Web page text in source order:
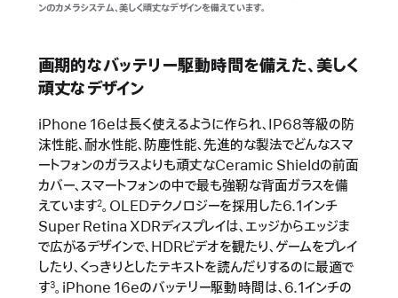
ンのカメラシステム、美しく頑丈なデザインを備えています。
画期的なバッテリー駆動時間を備えた、美しく
頑丈なデザイン
iPhone 16eは長く使えるように作られ、IP68等級の防
沫性能、耐水性能、防塵性能、先進的な製法でどんなスマ
ートフォンのガラスよりも頑丈なCeramic Shieldの前面
カバー、スマートフォンの中で最も強靭な背面ガラスを備
えています2。OLEDテクノロジーを採用した6.1インチ
Super Retina XDRディスプレイは、エッジからエッジま
で広がるデザインで、HDRビデオを観たり、ゲームをプレイ
したり、くっきりとしたテキストを読んだりするのに最適で
す3。iPhone 16eのバッテリー駆動時間は、6.1インチの